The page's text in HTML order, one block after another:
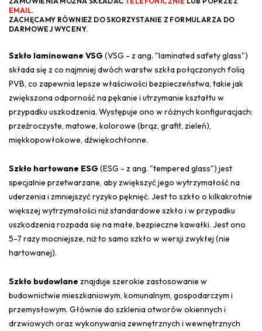
EMAIL.
ZACHĘCAMY RÓWNIEŻ DO SKORZYSTANIE Z FORMULARZA DO
DARMOWEJ WYCENY.
Szkło laminowane VSG(VSG - z ang. "laminated safety glass")
składa się z co najmniej dwóch warstw szkła połączonych folią
PVB, co zapewnia lepsze właściwości bezpieczeństwa, takie jak
zwiększona odporność na pękanie i utrzymanie kształtu w
przypadku uszkodzenia. Występuje ono w różnych konfiguracjach:
przeźroczyste, matowe, kolorowe (brąz, grafit, zieleń),
miękkopowłokowe, dźwiękochłonne.
Szkło hartowane ESG(ESG - z ang. "tempered glass") jest
specjalnie przetwarzane, aby zwiększyć jego wytrzymałość na
uderzenia i zmniejszyć ryzyko pęknięć. Jest to szkło o kilkakrotnie
większej wytrzymałości niż standardowe szkło i w przypadku
uszkodzenia rozpada się na małe, bezpieczne kawałki. Jest ono
5-7 razy mocniejsze, niż to samo szkło w wersji zwykłej (nie
hartowanej).
Szkło budowlane znajduje szerokie zastosowanie w
budownictwie mieszkaniowym, komunalnym, gospodarczym i
przemysłowym. Głównie do szklenia otworów okiennych i
drzwiowych oraz wykonywania zewnętrznych i wewnętrznych